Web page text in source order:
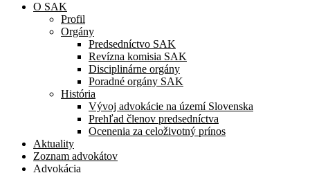
O SAK
Profil
Orgány
Predsedníctvo SAK
Revízna komisia SAK
Disciplinárne orgány
Poradné orgány SAK
História
Vývoj advokácie na území Slovenska
Prehľad členov predsedníctva
Ocenenia za celoživotný prínos
Aktuality
Zoznam advokátov
Advokácia